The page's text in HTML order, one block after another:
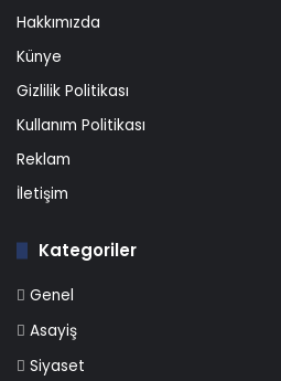
Hakkımızda
Künye
Gizlilik Politikası
Kullanım Politikası
Reklam
İletişim
Kategoriler
Genel
Asayiş
Siyaset